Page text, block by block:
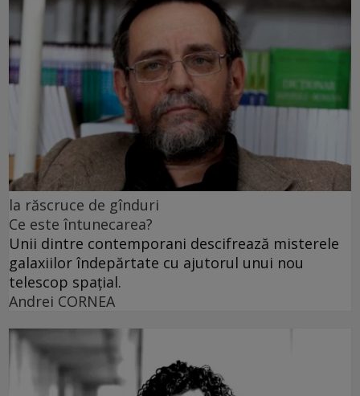
la răscruce de gînduri
Ce este întunecarea?
Unii dintre contemporani descifrează misterele
galaxiilor îndepărtate cu ajutorul unui nou
telescop spațial.
Andrei CORNEA